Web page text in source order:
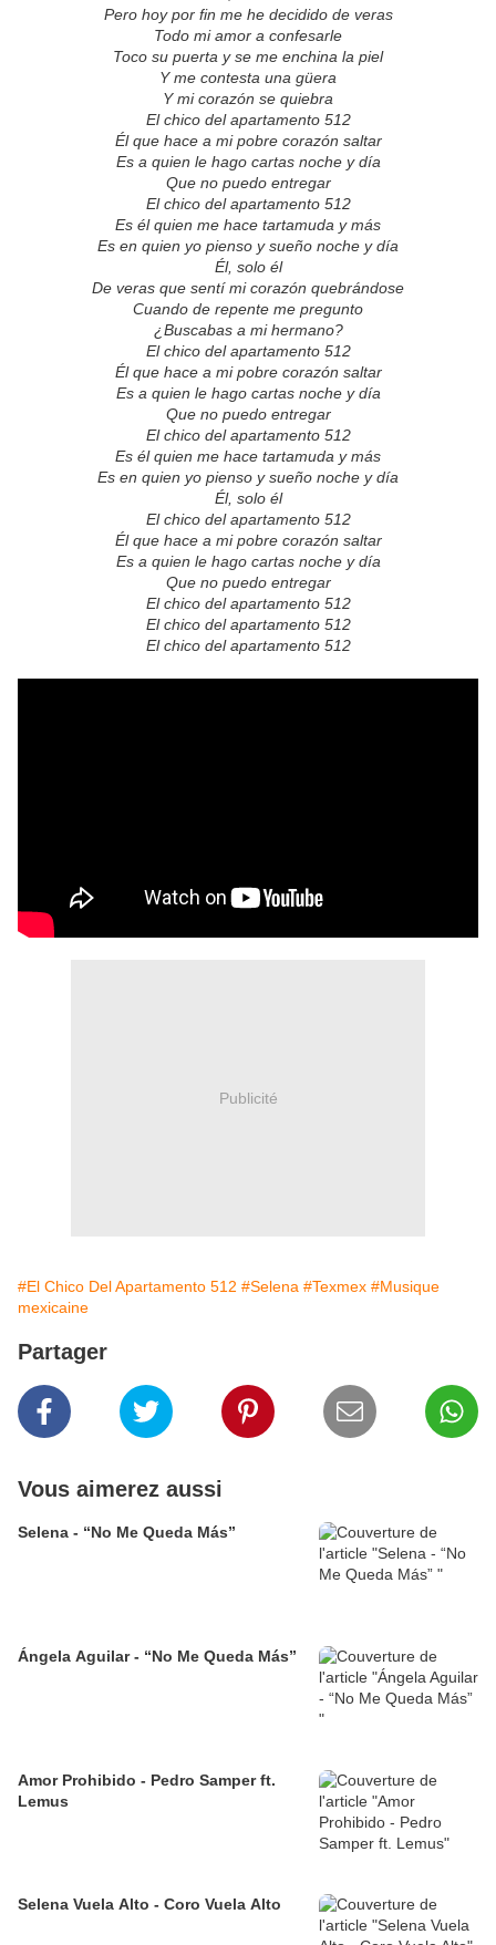
Pero hoy por fin me he decidido de veras
Todo mi amor a confesarle
Toco su puerta y se me enchina la piel
Y me contesta una güera
Y mi corazón se quiebra
El chico del apartamento 512
Él que hace a mi pobre corazón saltar
Es a quien le hago cartas noche y día
Que no puedo entregar
El chico del apartamento 512
Es él quien me hace tartamuda y más
Es en quien yo pienso y sueño noche y día
Él, solo él
De veras que sentí mi corazón quebrándose
Cuando de repente me pregunto
¿Buscabas a mi hermano?
El chico del apartamento 512
Él que hace a mi pobre corazón saltar
Es a quien le hago cartas noche y día
Que no puedo entregar
El chico del apartamento 512
Es él quien me hace tartamuda y más
Es en quien yo pienso y sueño noche y día
Él, solo él
El chico del apartamento 512
Él que hace a mi pobre corazón saltar
Es a quien le hago cartas noche y día
Que no puedo entregar
El chico del apartamento 512
El chico del apartamento 512
El chico del apartamento 512
Publicité
#El Chico Del Apartamento 512 #Selena #Texmex #Musique
mexicaine
Partager
Vous aimerez aussi
Selena - “No Me Queda Más”
Ángela Aguilar - “No Me Queda Más”
Amor Prohibido - Pedro Samper ft.
Lemus
Selena Vuela Alto - Coro Vuela Alto